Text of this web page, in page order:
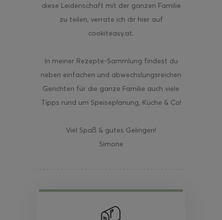
diese Leidenschaft mit der ganzen Familie
zu teilen, verrate ich dir hier auf
cookiteasy.at.
In meiner Rezepte-Sammlung findest du
neben einfachen und abwechslungsreichen
Gerichten für die ganze Familie auch viele
Tipps rund um Speiseplanung, Küche & Co!
Viel Spaß & gutes Gelingen!
Simone